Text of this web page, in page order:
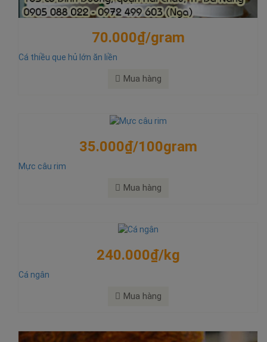
70.000₫/gram
Cá thiều que hủ lớn ăn liền
Mua hàng
35.000₫/100gram
Mực câu rim
Mua hàng
240.000₫/kg
Cá ngân
Mua hàng